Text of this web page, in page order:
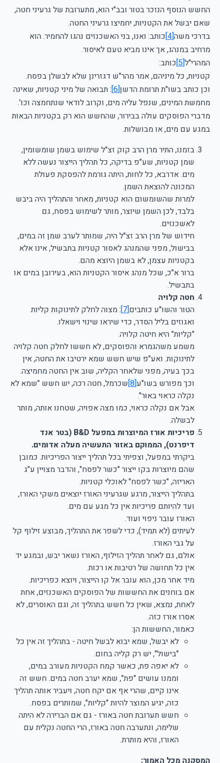
החשש הנוסף הנזכר בטור ובב"י הוא, מתערובת של גרעיני חטה,
שאם יבשל את הקטניות, יחמיצו גרעיני החטה.
בדרכי משה[4] כותב: ואנו, בני האשכנזים נהגו להחמיר. הוא
מרחיב במנהג, אך אינו מביא טעם לאיסור.
המהרי"ל[5] כותב:
קטניות, כל מיניהם, אמר מהר"ש דגזרינן שלא לבשלן בפסח.
וכן כותב בשו"ת תרומת הדשן[6] : תבואה של מיני קטניות, שאינה
מחמשת המינים, שנפל עליה מים, וקרוב לודאי שנתחמצה וכו'.
מדברי הפוסקים עולה בבירור, שהחשש הוא רק בקטניות הבאות
במגע עם מים, או מבושלות.
בזמנו, התיר מרן הרב קוק זצ"ל שימוש בשמן שומשומין,
שמן קטניות, שע"פ בדיקה, כל תהליך הייצור נעשה ללא
מים. אדרבא, כל לחות, היתה גורמת להפסקת פעולת
המכונה להוצאת השמן.
למרות שהשומשום הוא קטניות, מאחר והתהליך היה ביבש
בלבד, לכן השמן שיוצר, מותר לשימוש בפסח, גם
לאשכנזים.
חידוש של מרן הרב זצ"ל היה, שמותר לערב שמן זה במים,
בבישול, מפני שהמנהג לאסור קטניות בתבשיל, אינו אלא
בקטניות עצמן, לא בשמן היוצא מהם.
ברור א"כ, שכל מנהג איסור הקטניות הוא, בעירובן במים או
בתבשיל.
חטה קלויה
הטור והשו"ע כותבים[7] : מצוה לחלק לתינוקות קליות
ואגוזים בליל הסדר, כדי שיראו שינוי וישאלו.
"קליות" היא חיטה קלויה.
משמע משהגמרא והפוסקים, לא חששו לחלק חטה קלויה
לתינוקות. ואע"פ שיש חשש שמא ירטיבו את החטה, אין
בכך בעיה, מפני שלאחר הקליה, שוב אין החטה מחמיצה.
וכך מפורש בשו"ע[8] שכרמל, חטה רכה, יש חשש "שמא לא
נקלה כראוי באוּר".
אבל אם נקלה כראוי, כמו מצה אפויה, שטחנו אותה, מותר
לבשלה.
פריכיות אורז המיוצרות במפעל B&D ׁׁ(בטר אנד
דיפרנט), הממוקם באזור התעשיה מעלה אדומים.
ביקרתי במפעל, וצפיתי בכל תהליך ייצור הפריכיות. כמובן
שהם מיוצרות בקו ייצור "כשר לפסח", והדבר מצויין ע"ג
האריזה, "כשר לפסח" לאוכלי קטניות.
בתהליך הייצור, מרגע שגרעיני האורז יוצאים משקי האורז,
ועד להיותם פריכיות אין כל מגע עם מים.
האורז עובר ניפוי ועוד.
לעיתים (לא תמיד), כדי לשפר את התהליך, מבוצע זילוף קל
על גבי האורז.
אולם, גם לאחר תהליך הזילוף, האורז נשאר יבש, ובמגע יד
אין כל תחושה של רטיבות או רכות.
מיד אחר מכן, הוא עובר אל קו הייצור, ויוצא כפריכיות.
אם בוחנים את החששות של הפוסקים האשכנזים, אחת
לאחת, נמצא, שאין כל חשש בתהליך זה, וגם האוסרים, לא
אסרו אורז כזה.
כאמור, החששות הן:
לא יבשל, שמא יבוא לבשל חיטה - בתהליך זה אין כל
"בישול", יש רק קליה בחום.
לא יאפה פת, כאשר קמח הקטניות מעורב במים,
וממנו עושים "פת", שמא יערב חטה במים. חשש זה
אינו קיים, שהרי אף אם יקח חטה, ויעביר אותה תהליך
כזה, יגיע המוצר להיות "קליות", שמותרים בפסח.
חשש תערובת חטה באורז - גם אם הברירה לא היתה
שלימה, ונתערבה חטה באורז, הרי החטה נקלית עם
האורז, והיא מותרת.
המסקנה מכל האמור: